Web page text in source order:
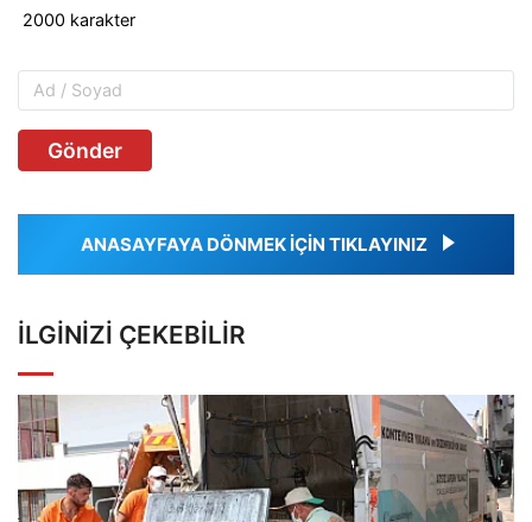
Gönder
ANASAYFAYA DÖNMEK İÇİN TIKLAYINIZ
İLGINIZI ÇEKEBILIR